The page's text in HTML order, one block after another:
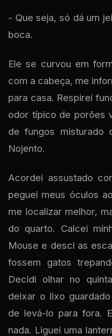
- Que seja, só dá um
boca.
Ele se curvou em
com a cabeça, me
para casa. Respirei
odor típico de porões
de fungos misturado
Nojento.
Acordei assustado
peguei meus óculos
me localizar melhor,
do quarto. Calcei
Mouse e desci as
fossem gatos
Decidi olhar no
deixar o lixo
de levá-lo para fora.
nada. Liguei uma